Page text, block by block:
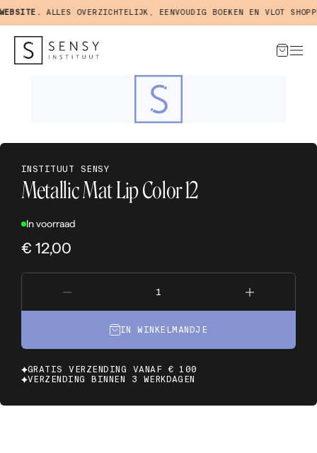
ALLES OVERZICHTELIJK, EENVOUDIG BOEKEN EN VLOT
INSTITUUT SENSY
Metallic Mat Lip Color 12
In voorraad
€ 12,00
IN WINKELMANDJE
GRATIS VERZENDING VANAF € 100
VERZENDING BINNEN 3 WERKDAGEN